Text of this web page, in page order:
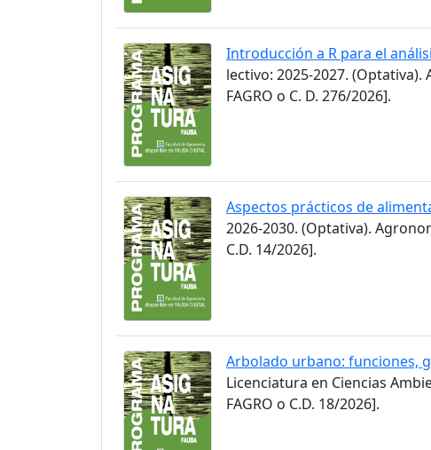
Introducción a R para el
lectivo: 2025-2027. (Optativa).
FAGRO o C. D. 276/2026].
Aspectos prácticos de
2026-2030. (Optativa).
C.D. 14/2026].
Arbolado urbano: funciones,
Licenciatura en Ciencias
FAGRO o C.D. 18/2026].